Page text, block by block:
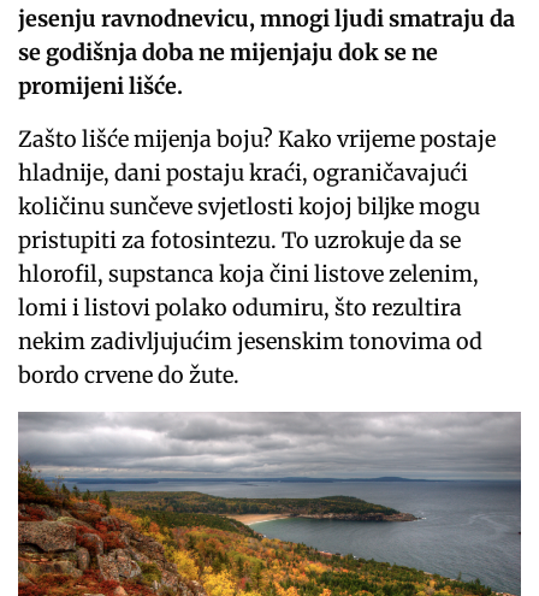
jesenju ravnodnevicu, mnogi ljudi smatraju da
se godišnja doba ne mijenjaju dok se ne
promijeni lišće.
Zašto lišće mijenja boju? Kako vrijeme postaje
hladnije, dani postaju kraći, ograničavajući
količinu sunčeve svjetlosti kojoj biljke mogu
pristupiti za fotosintezu. To uzrokuje da se
hlorofil, supstanca koja čini listove zelenim,
lomi i listovi polako odumiru, što rezultira
nekim zadivljujućim jesenskim tonovima od
bordo crvene do žute.